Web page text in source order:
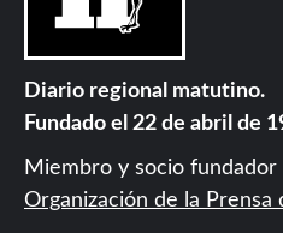
Diario regional matutino.
Fundado el 22 de abril de
Miembro y socio fundador
Organización de la Prensa